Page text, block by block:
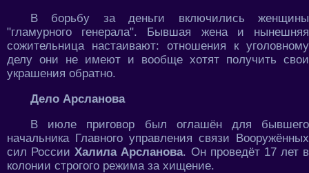
В борьбу за деньги включились женщины
"гламурного генерала". Бывшая жена и нынешняя
сожительница настаивают: отношения к уголовному
делу они не имеют и вообще хотят получить свои
украшения обратно.
Дело Арсланова
В июле приговор был оглашён для бывшего
начальника Главного управления связи Вооружённых
сил РоссииХалила Арсланова. Он проведёт 17 лет в
колонии строгого режима за хищение.